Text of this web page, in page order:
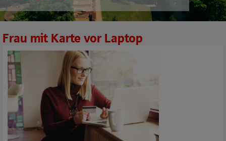
Frau mit Karte vor Laptop